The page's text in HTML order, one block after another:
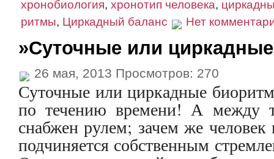
хронобиология, хронотип человека,
ритмы, Циркадный баланс Нет
»Суточные или
26 мая, 2013 Просмотров: 270
Суточные или циркадные
по течению времени! А между
снабжен рулем; зачем же
подчиняется собственным